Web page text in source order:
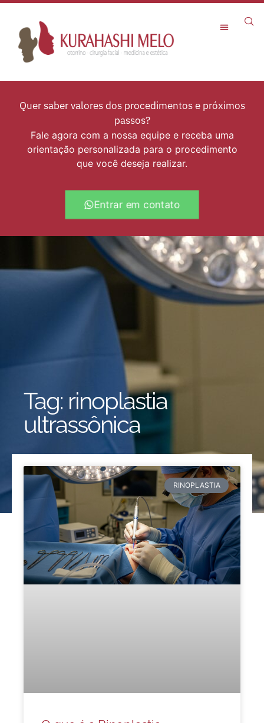
Quer saber valores dos procedimentos e próximos
passos?
Fale agora com a nossa equipe e receba uma
orientação personalizada para o procedimento
que você deseja realizar.
Entrar em contato
Tag: rinoplastia
ultrassônica
RINOPLASTIA